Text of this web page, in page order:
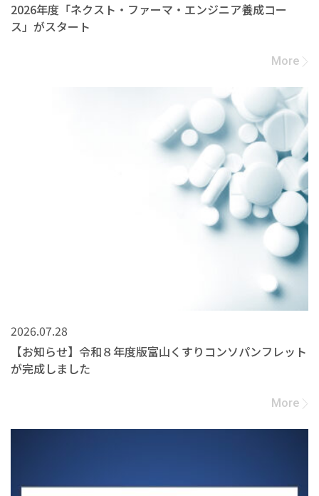
2026年度「ネクスト・ファーマ・エンジニア養成コー
ス」がスタート
More
2026.07.28
【お知らせ】令和８年度版富山くすりコンソパンフレット
が完成しました
More